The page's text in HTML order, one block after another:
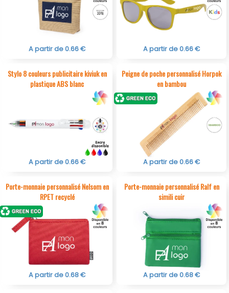
A partir de 0.66 € A partir de 0.66 €
Stylo 8 couleurs publicitaire kiviuk en
plastique ABS blanc
A partir de 0.66 €
Peigne de poche personnalisé Horpok
en bambou
A partir de 0.66 €
Porte-monnaie personnalisé Nelsom en
RPET recyclé
A partir de 0.68 €
Porte-monnaie personnalisé Ralf en
simili cuir
A partir de 0.68 €